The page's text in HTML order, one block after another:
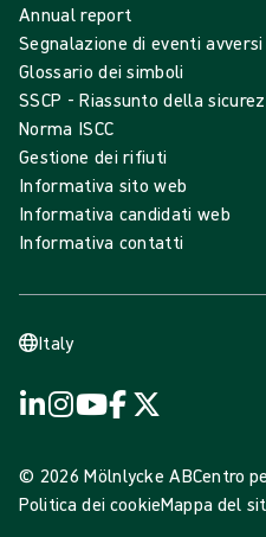
Annual report
Segnalazione di eventi avversi
Glossario dei simboli
SSCP - Riassunto della
Norma ISCC
Gestione dei rifiuti
Informativa sito web
Informativa candidati web
Informativa contatti
Italy
© 2026 Mölnlycke ABCentro
Politica dei cookieMappa del